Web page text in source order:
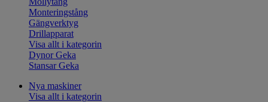
Monteringstång
Gängverktyg
Drillapparat
Visa allt i kategorin
Dynor Geka
Stansar Geka
Nya maskiner
Visa allt i kategorin